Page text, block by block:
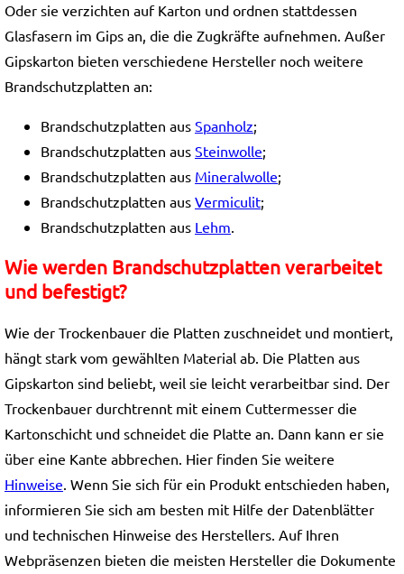
Oder sie verzichten auf Karton und ordnen stattdessen
Glasfasern im Gips an, die die Zugkräfte aufnehmen. Außer
Gipskarton bieten verschiedene Hersteller noch weitere
Brandschutzplatten an:
Brandschutzplatten aus Spanholz;
Brandschutzplatten aus Steinwolle;
Brandschutzplatten aus Mineralwolle;
Brandschutzplatten aus Vermiculit;
Brandschutzplatten aus Lehm.
Wie werden Brandschutzplatten verarbeitet
und befestigt?
Wie der Trockenbauer die Platten zuschneidet und montiert,
hängt stark vom gewählten Material ab. Die Platten aus
Gipskarton sind beliebt, weil sie leicht verarbeitbar sind. Der
Trockenbauer durchtrennt mit einem Cuttermesser die
Kartonschicht und schneidet die Platte an. Dann kann er sie
über eine Kante abbrechen. Hier finden Sie weitere
Hinweise . Wenn Sie sich für ein Produkt entschieden haben,
informieren Sie sich am besten mit Hilfe der Datenblätter
und technischen Hinweise des Herstellers. Auf Ihren
Webpräsenzen bieten die meisten Hersteller die Dokumente